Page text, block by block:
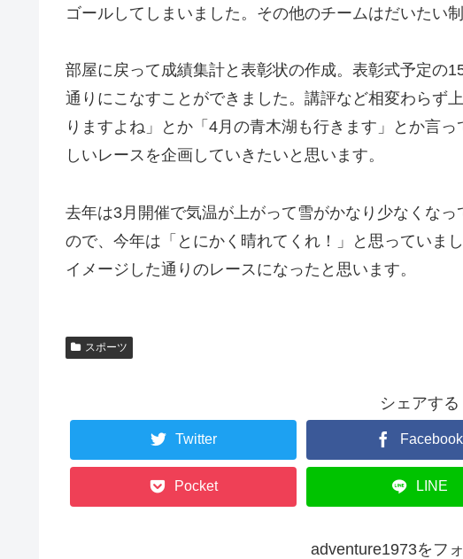
ゴールしてしまいました。その他のチームはだいたい
部屋に戻って成績集計と表彰状の作成。表彰式予定の
通りにこなすことができました。講評など相変わらず
りますよね」とか「4月の青木湖も行きます」とか言
しいレースを企画していきたいと思います。
去年は3月開催で気温が上がって雪がかなり少なくな
ので、今年は「とにかく晴れてくれ！」と思っていま
イメージした通りのレースになったと思います。
スポーツ
シェアする
Twitter Facebook
Pocket LINE
adventure1973をフ